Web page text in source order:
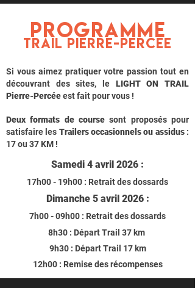
PROGramme
TRAIL PIERRE-PERCÉE
Si vous aimez pratiquer votre passion tout en
découvrant des sites, le LIGHT ON TRAIL
Pierre-Percéeest fait pour vous !
Deux formats de coursesont proposés pour
satisfaire les Trailers occasionnels ou assidus:
17 ou 37 KM !
Samedi 4 avril 2026 :
17h00 - 19h00 : Retrait des dossards
Dimanche 5 avril 2026 :
7h00 - 09h00 : Retrait des dossards
8h30 : Départ Trail 37 km
9h30 : Départ Trail 17 km
12h00 : Remise des récompenses